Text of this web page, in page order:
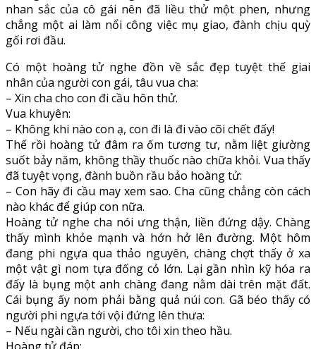
nhan sắc của cô gái nên đã liều thử một phen, nhưng
chẳng một ai làm nổi công việc mụ giao, đành chịu quỳ
gối rơi đầu.
Có một hoàng tử nghe đồn về sắc đẹp tuyệt thế giai
nhân của người con gái, tâu vua cha:
– Xin cha cho con đi cầu hôn thử.
Vua khuyên:
– Không khi nào con ạ, con đi là đi vào cõi chết đấy!
Thế rồi hoàng tử đâm ra ốm tương tư, nằm liệt giường
suốt bảy năm, không thầy thuốc nào chữa khỏi. Vua thấy
đã tuyệt vọng, đành buồn rầu bảo hoàng tử:
– Con hãy đi cầu may xem sao. Cha cũng chẳng còn cách
nào khác để giúp con nữa.
Hoàng tử nghe cha nói ưng thận, liền đứng dậy. Chàng
thấy mình khỏe mạnh và hớn hở lên đường. Một hôm
đang phi ngựa qua thảo nguyên, chàng chợt thấy ở xa
một vật gì nom tựa đống cỏ lớn. Lại gần nhìn kỹ hóa ra
đấy là bụng một anh chàng đang nằm dài trên mặt đất.
Cái bụng ấy nom phải bằng quả núi con. Gã béo thấy có
người phi ngựa tới vội đứng lên thưa:
– Nếu ngài cần người, cho tôi xin theo hầu.